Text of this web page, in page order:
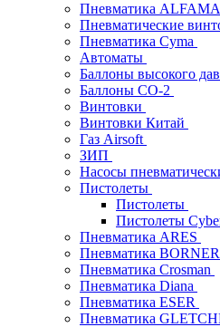
Пневматика
Пневматические
Пневматика Cyma
Автоматы
Баллоны высокого
Баллоны СО-2
Винтовки
Винтовки Китай
Газ Airsoft
ЗИП
Насосы
Пистолеты
Пистолеты
Пистолеты
Пневматика ARES
Пневматика BORNER
Пневматика Crosman
Пневматика Diana
Пневматика ESER
Пневматика